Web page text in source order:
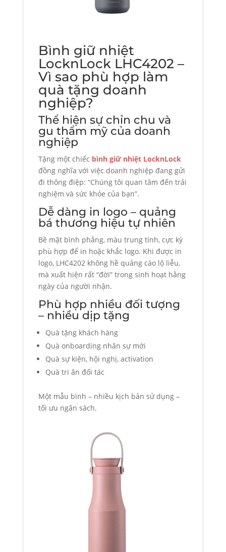
Bình giữ nhiệt
LocknLock LHC4202 –
Vì sao phù hợp làm
quà tặng doanh
nghiệp?
Thể hiện sự chỉn chu và
gu thẩm mỹ của doanh
nghiệp
Tặng một chiếc bình giữ nhiệt LocknLock
đồng nghĩa với việc doanh nghiệp đang gửi
đi thông điệp: “Chúng tôi quan tâm đến trải
nghiệm và sức khỏe của bạn”.
Dễ dàng in logo – quảng
bá thương hiệu tự nhiên
Bề mặt bình phẳng, màu trung tính, cực kỳ
phù hợp để in hoặc khắc logo. Khi được in
logo, LHC4202 không hề quảng cáo lộ liễu,
mà xuất hiện rất “đời” trong sinh hoạt hằng
ngày của người nhận.
Phù hợp nhiều đối tượng
– nhiều dịp tặng
Quà tặng khách hàng
Quà onboarding nhân sự mới
Quà sự kiện, hội nghị, activation
Quà tri ân đối tác
Một mẫu bình – nhiều kịch bản sử dụng –
tối ưu ngân sách.